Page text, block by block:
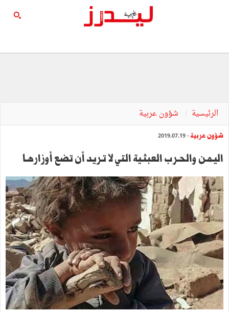
الرئيسية شؤون عربية
شؤون عربية- 2019.07.19
اليـمـن والحـرب العبثـية التي لا تـريد أن تضع أوزارهـا